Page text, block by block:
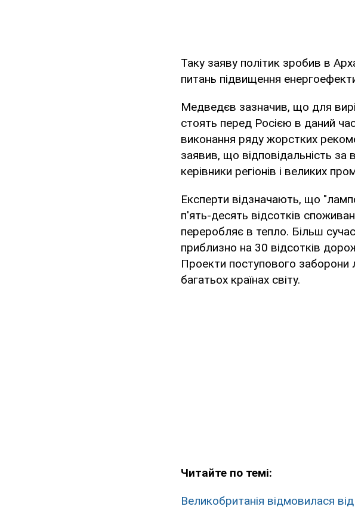
Таку заяву політик зробив в
питань підвищення
Медведєв зазначив, що для
стоять перед Росією в даний
виконання ряду жорстких
заявив, що відповідальність
керівники регіонів і великих
Експерти відзначають, що
п'ять-десять відсотків
переробляє в тепло. Більш
приблизно на 30 відсотків
Проекти поступового
багатьох країнах світу.
Читайте по темі:
Великобританія відмовилася